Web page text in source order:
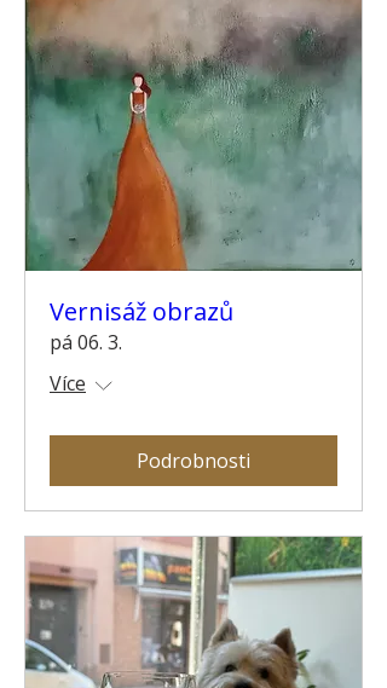
Vernisáž obrazů
pá 06. 3.
Více
Podrobnosti